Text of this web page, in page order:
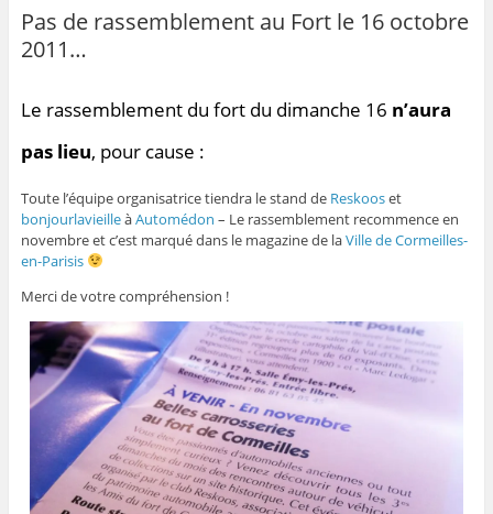
Pas de rassemblement au Fort le 16 octobre
2011…
Le rassemblement du fort du dimanche 16 n’aura
pas lieu, pour cause :
Toute l’équipe organisatrice tiendra le stand de Reskooset
bonjourlavieilleàAutomédon – Le rassemblement recommence en
novembre et c’est marqué dans le magazine de laVille de Cormeilles-
en-Parisis
Merci de votre compréhension !